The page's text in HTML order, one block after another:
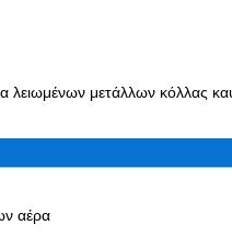
λειωμένων μετάλλων κόλλας
αέρα